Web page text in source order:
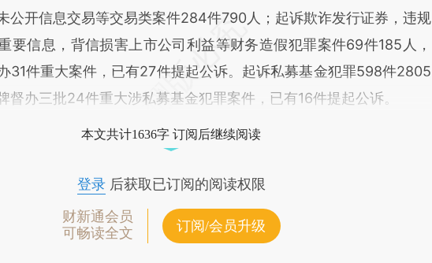
公开信息交易等交易类案件284件790人；起诉欺诈发行证券，违规
要信息，背信损害上市公司利益等财务造假犯罪案件69件185人，
31件重大案件，已有27件提起公诉。起诉私募基金犯罪598件2805
督办三批24件重大涉私募基金犯罪案件，已有16件提起公诉。
本文共计1636字 订阅后继续阅读
登录后获取已订阅的阅读权限
财新通会员
可畅读全文
订阅/会员升级